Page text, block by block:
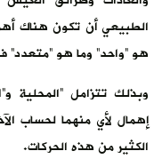
الطبيعي أن تكون هناك
هو “واحد” وما هو “متعدد”
وبذلك تتزامل “المحلية
إهمال لأي منهما لحساب
الكثير من هذه الحركات.